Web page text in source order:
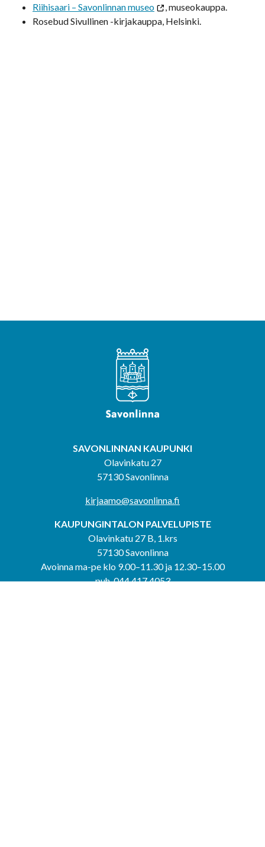
Riihisaari – Savonlinnan museo
, museokauppa.
Rosebud Sivullinen -kirjakauppa, Helsinki.
SAVONLINNAN KAUPUNKI
Olavinkatu 27
57130 Savonlinna
kirjaamo@savonlinna.fi
KAUPUNGINTALON PALVELUPISTE
Olavinkatu 27 B, 1.krs
57130 Savonlinna
Avoinna ma-pe klo 9.00–11.30 ja 12.30–15.00
puh. 044 417 4053